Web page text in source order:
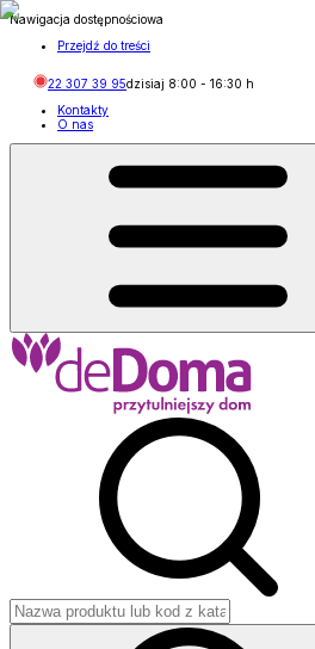
Nawigacja dostępnościowa
Przejdź do treści
22 307 39 95dzisiaj 8:00 - 16:30 h
Kontakty
O nas